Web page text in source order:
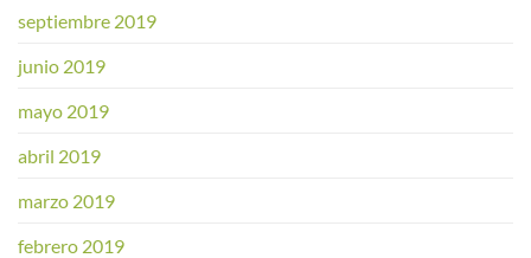
septiembre 2019
junio 2019
mayo 2019
abril 2019
marzo 2019
febrero 2019